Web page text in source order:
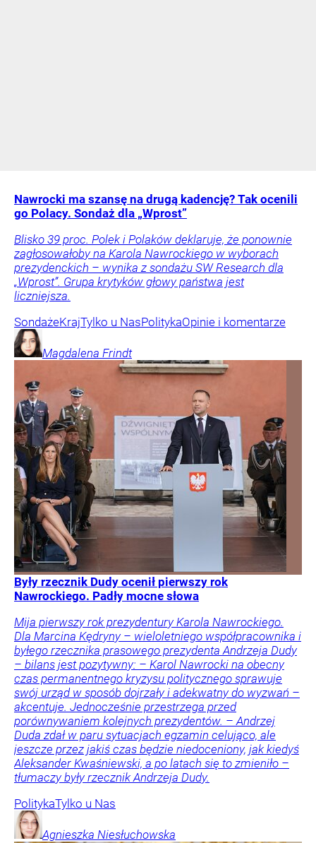
Nawrocki ma szansę na drugą kadencję? Tak ocenili
go Polacy. Sondaż dla „Wprost”
Blisko 39 proc. Polek i Polaków deklaruje, że ponownie
zagłosowałoby na Karola Nawrockiego w wyborach
prezydenckich – wynika z sondażu SW Research dla
„Wprost”. Grupa krytyków głowy państwa jest
liczniejsza.
SondażeKrajTylko u NasPolitykaOpinie i komentarze
Magdalena Frindt
Były rzecznik Dudy ocenił pierwszy rok
Nawrockiego. Padły mocne słowa
Mija pierwszy rok prezydentury Karola Nawrockiego.
Dla Marcina Kędryny – wieloletniego współpracownika i
byłego rzecznika prasowego prezydenta Andrzeja Dudy
– bilans jest pozytywny: – Karol Nawrocki na obecny
czas permanentnego kryzysu politycznego sprawuje
swój urząd w sposób dojrzały i adekwatny do wyzwań –
akcentuje. Jednocześnie przestrzega przed
porównywaniem kolejnych prezydentów. – Andrzej
Duda zdał w paru sytuacjach egzamin celująco, ale
jeszcze przez jakiś czas będzie niedoceniony, jak kiedyś
Aleksander Kwaśniewski, a po latach się to zmieniło –
tłumaczy były rzecznik Andrzeja Dudy.
PolitykaTylko u Nas
Agnieszka Niesłuchowska